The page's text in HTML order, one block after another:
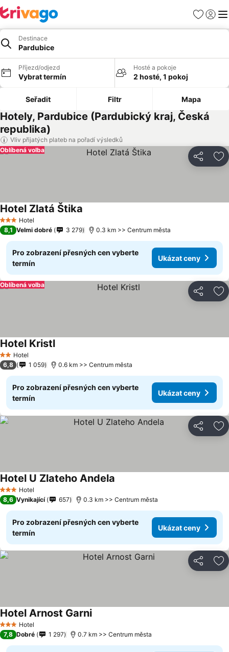
Oblíbené
Destinace
Pardubice
Příjezd/odjezd
Vybrat termín
Hosté a pokoje
2 hosté, 1 pokoj
Seřadit Filtr Mapa
Hotely, Pardubice (Pardubický kraj, Česká
republika)
Vliv přijatých plateb na pořadí výsledků
Sdílet
Oblíbená volba
3 Počet hvězdiček
Hotel
Hotel Zlatá Štika
8,1 Velmi dobré 3 279 0.3 km >> Centrum města
Pro zobrazení přesných cen vyberte
termín
Ukázat ceny
Sdílet
Oblíbená volba
2 Počet hvězdiček
Hotel
Hotel Kristl
6,8 1 059 0.6 km >> Centrum města
Pro zobrazení přesných cen vyberte
termín
Ukázat ceny
Sdílet
3 Počet hvězdiček
Hotel
Hotel U Zlateho Andela
8,6 Vynikající 657 0.3 km >> Centrum města
Pro zobrazení přesných cen vyberte
termín
Ukázat ceny
Sdílet
3 Počet hvězdiček
Hotel
Hotel Arnost Garni
7,8 Dobré 1 297 0.7 km >> Centrum města